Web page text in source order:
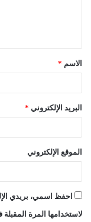
ق
*الاسم *
البريد الإلكتروني *
الموقع الإلكتروني
احفظ اسمي، بريدي
لاستخدامها المرة